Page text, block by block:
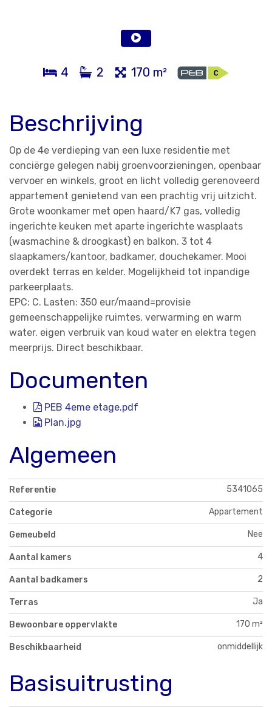
4 2 170 m²
Beschrijving
Op de 4e verdieping van een luxe residentie met
conciërge gelegen nabij groenvoorzieningen, openbaar
vervoer en winkels, groot en licht volledig gerenoveerd
appartement genietend van een prachtig vrij uitzicht.
Grote woonkamer met open haard/K7 gas, volledig
ingerichte keuken met aparte ingerichte wasplaats
(wasmachine & droogkast) en balkon. 3 tot 4
slaapkamers/kantoor, badkamer, douchekamer. Mooi
overdekt terras en kelder. Mogelijkheid tot inpandige
parkeerplaats.
EPC: C. Lasten: 350 eur/maand=provisie
gemeenschappelijke ruimtes, verwarming en warm
water. eigen verbruik van koud water en elektra tegen
meerprijs. Direct beschikbaar.
Documenten
PEB 4eme etage.pdf
Plan.jpg
Algemeen
Referentie 5341065
Categorie Appartement
Gemeubeld Nee
Aantal kamers 4
Aantal badkamers 2
Terras Ja
Bewoonbare oppervlakte 170 m²
Beschikbaarheid onmiddellijk
Basisuitrusting